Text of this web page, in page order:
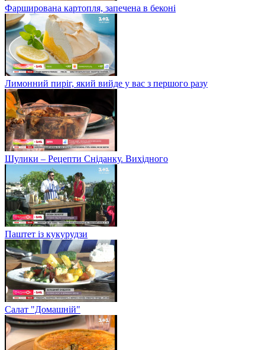
Фарширована картопля, запечена в беконі
Лимонний пиріг, який вийде у вас з першого разу
Шулики – Рецепти Сніданку. Вихідного
Паштет із кукурудзи
Салат "Домашній"